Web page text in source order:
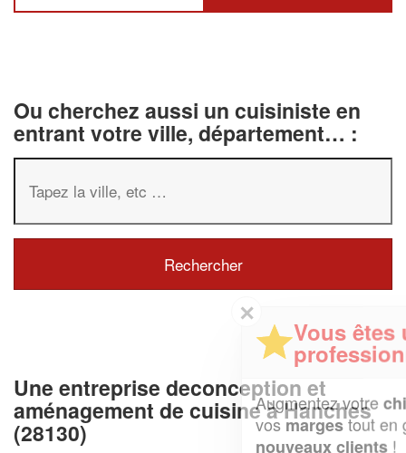
Ou cherchez aussi un cuisiniste en
entrant votre ville, département… :
Une entreprise deconception et
aménagement de cuisine à Hanches
(28130)
Vous êtes un
professionnel ?
Augmentez votrechiffre d'affaireset
vosmargestout en gagnant de